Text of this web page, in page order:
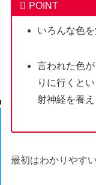
POINT
いろんな色を
言われた色
りに行くと
射神経を養え
最初はわかりやす